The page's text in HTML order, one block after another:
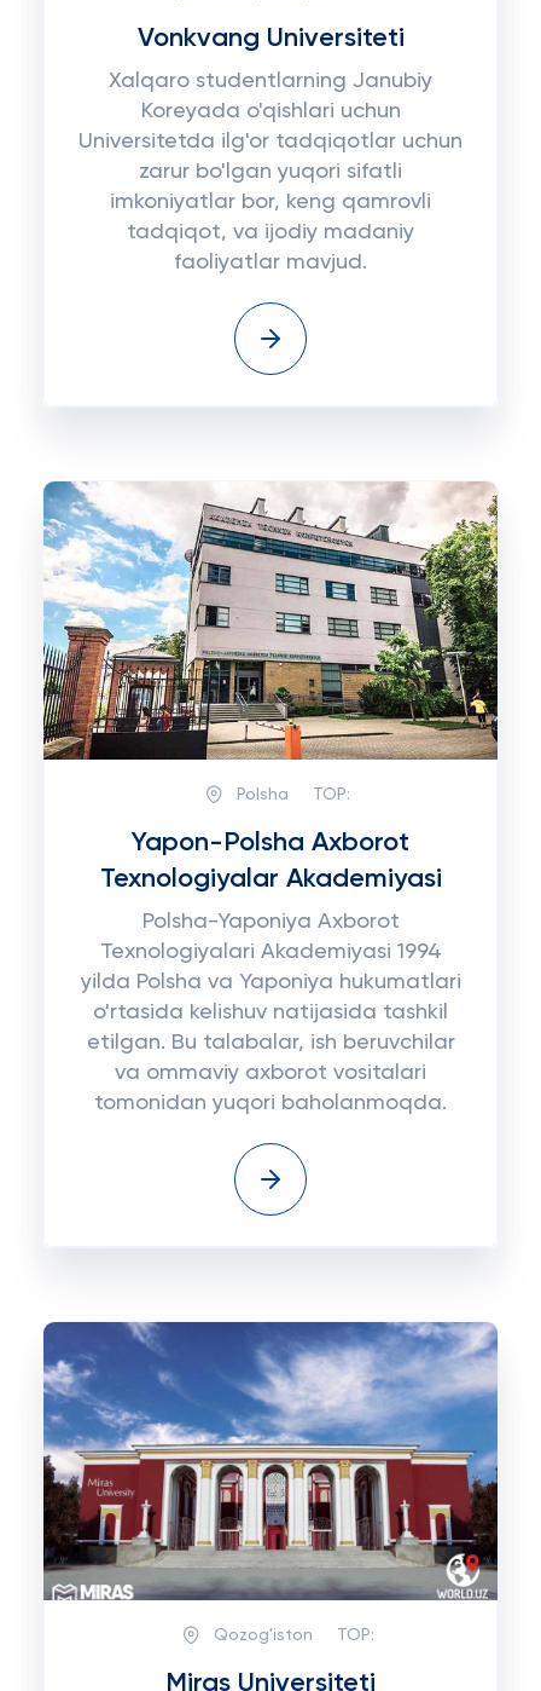
Vonkvang Universiteti
Xalqaro studentlarning Janubiy
Koreyada o'qishlari uchun
Universitetda ilg'or tadqiqotlar uchun
zarur bo'lgan yuqori sifatli
imkoniyatlar bor, keng qamrovli
tadqiqot, va ijodiy madaniy
faoliyatlar mavjud.
Polsha TOP:
Yapon-Polsha Axborot
Texnologiyalar Akademiyasi
Polsha-Yaponiya Axborot
Texnologiyalari Akademiyasi 1994
yilda Polsha va Yaponiya hukumatlari
o'rtasida kelishuv natijasida tashkil
etilgan. Bu talabalar, ish beruvchilar
va ommaviy axborot vositalari
tomonidan yuqori baholanmoqda.
Qozog'iston TOP:
Miras Universiteti